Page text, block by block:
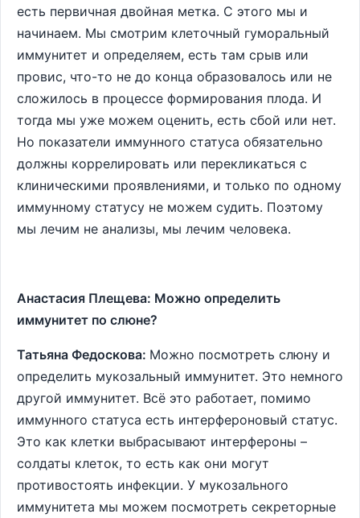
есть первичная двойная метка. С этого мы и
начинаем. Мы смотрим клеточный гуморальный
иммунитет и определяем, есть там срыв или
провис, что-то не до конца образовалось или не
сложилось в процессе формирования плода. И
тогда мы уже можем оценить, есть сбой или нет.
Но показатели иммунного статуса обязательно
должны коррелировать или перекликаться с
клиническими проявлениями, и только по одному
иммунному статусу не можем судить. Поэтому
мы лечим не анализы, мы лечим человека.
Анастасия Плещева: Можно определить
иммунитет по слюне?
Татьяна Федоскова: Можно посмотреть слюну и
определить мукозальный иммунитет. Это немного
другой иммунитет. Всё это работает, помимо
иммунного статуса есть интерфероновый статус.
Это как клетки выбрасывают интерфероны –
солдаты клеток, то есть как они могут
противостоять инфекции. У мукозального
иммунитета мы можем посмотреть секреторные